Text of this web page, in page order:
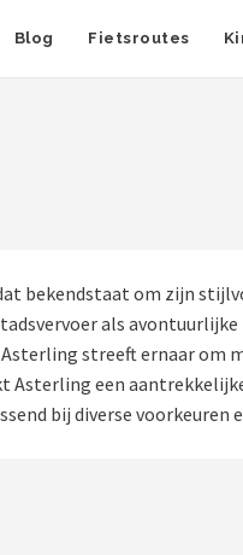
Blog Fietsroutes
bekendstaat om zijn
als
streeft ernaar
Asterling een
bij diverse voorkeuren